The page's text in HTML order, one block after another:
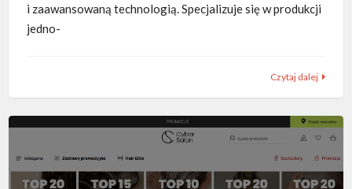
i zaawansowaną technologią. Specjalizuje się w produkcji
jedno-
Czytaj dalej